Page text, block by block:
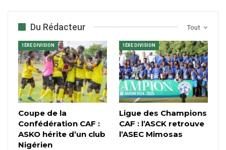
Tout
Du Rédacteur
1ÈRE DIVISION
Coupe de la
Confédération CAF :
ASKO hérite d’un club
Nigérien
1ÈRE DIVISION
Ligue des Champions
CAF : l’ASCK retrouve
l’ASEC Mimosas